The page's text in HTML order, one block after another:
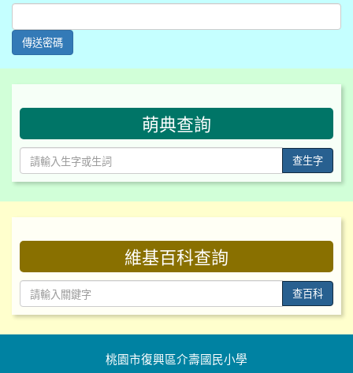
傳送密碼
萌典查詢
查生字
維基百科查詢
查百科
桃園市復興區介壽國民小學